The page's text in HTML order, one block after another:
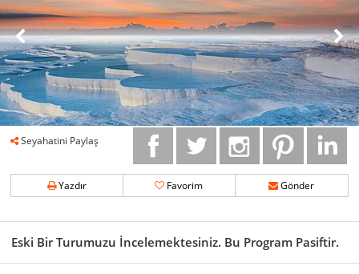
Seyahatini Paylaş
Yazdır Favorim Gönder
Eski Bir Turumuzu İncelemektesiniz. Bu Program Pasiftir.